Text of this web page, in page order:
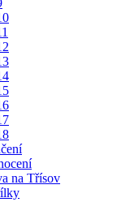
na Třísov